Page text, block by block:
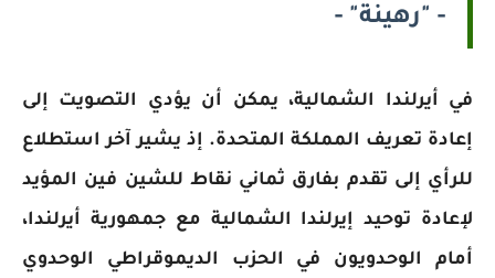
- "رهينة" -
في أيرلندا الشمالية، يمكن أن يؤدي التصويت إلى
إعادة تعريف المملكة المتحدة. إذ يشير آخر استطلاع
للرأي إلى تقدم بفارق ثماني نقاط للشين فين المؤيد
لإعادة توحيد إيرلندا الشمالية مع جمهورية أيرلندا،
أمام الوحدويون في الحزب الديموقراطي الوحدوي